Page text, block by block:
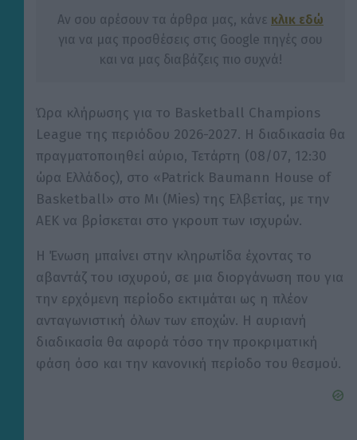
Αν σου αρέσουν τα άρθρα μας, κάνε κλικ εδώ
για να μας προσθέσεις στις Google πηγές σου
και να μας διαβάζεις πιο συχνά!
Ώρα κλήρωσης για το Basketball Champions
League της περιόδου 2026-2027. Η διαδικασία θα
πραγματοποιηθεί αύριο, Τετάρτη (08/07, 12:30
ώρα Ελλάδος), στο «Patrick Baumann House of
Basketball» στο Μι (Mies) της Ελβετίας, με την
ΑΕΚ να βρίσκεται στο γκρουπ των ισχυρών.
Η Ένωση μπαίνει στην κληρωτίδα έχοντας το
αβαντάζ του ισχυρού, σε μια διοργάνωση που για
την ερχόμενη περίοδο εκτιμάται ως η πλέον
ανταγωνιστική όλων των εποχών. Η αυριανή
διαδικασία θα αφορά τόσο την προκριματική
φάση όσο και την κανονική περίοδο του θεσμού.